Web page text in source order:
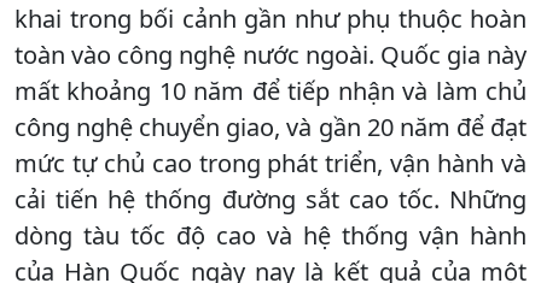
khai trong bối cảnh gần như phụ thuộc hoàn
toàn vào công nghệ nước ngoài. Quốc gia này
mất khoảng 10 năm để tiếp nhận và làm chủ
công nghệ chuyển giao, và gần 20 năm để đạt
mức tự chủ cao trong phát triển, vận hành và
cải tiến hệ thống đường sắt cao tốc. Những
dòng tàu tốc độ cao và hệ thống vận hành
của Hàn Quốc ngày nay là kết quả của một